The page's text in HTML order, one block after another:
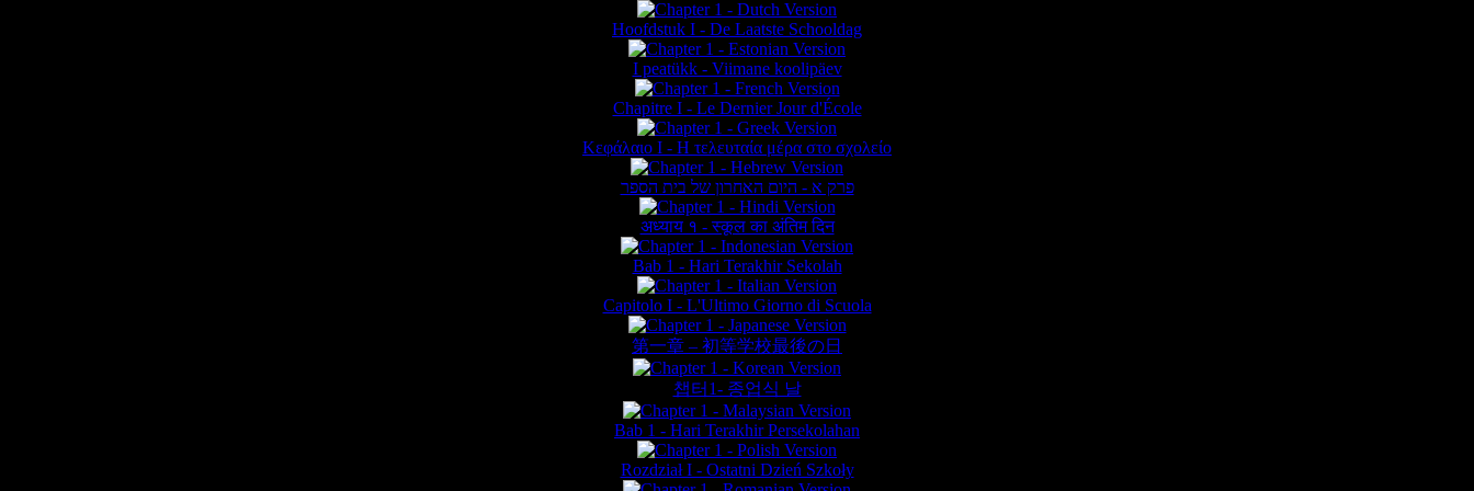
Hoofdstuk I - De Laatste Schooldag
I peatükk - Viimane koolipäev
Chapitre I - Le Dernier Jour d'École
Κεφάλαιο Ι - Η τελευταία μέρα στο σχολείο
פרק א - היום האחרון של בית הספר
अध्याय १ - स्कूल का अंतिम दिन
Bab 1 - Hari Terakhir Sekolah
Capitolo I - L'Ultimo Giorno di Scuola
第一章 – 初等学校最後の日
챕터1- 종업식 날
Bab 1 - Hari Terakhir Persekolahan
Rozdział I - Ostatni Dzień Szkoły